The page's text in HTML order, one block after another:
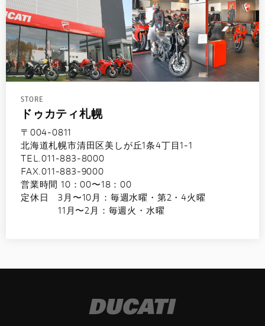
STORE
ドゥカティ札幌
〒004-0811
北海道札幌市清田区美しが丘1条4丁目1-1
TEL.011-883-8000
FAX.011-883-9000
営業時間 10：00〜18：00
定休日 3月〜10月：毎週水曜・第2・4火曜
11月〜2月：毎週火・水曜